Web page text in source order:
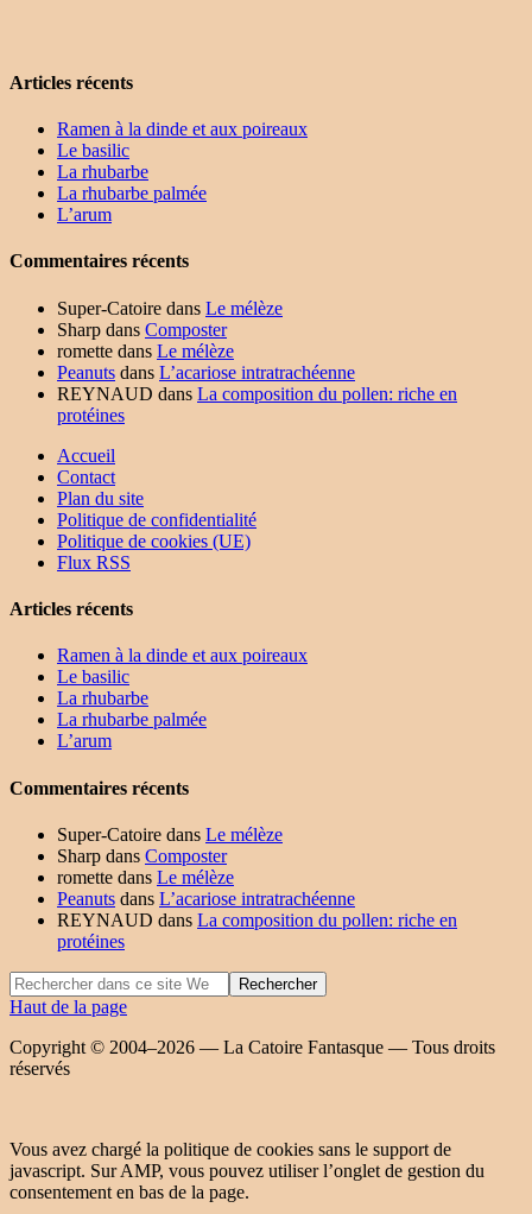
Articles récents
Ramen à la dinde et aux poireaux
Le basilic
La rhubarbe
La rhubarbe palmée
L’arum
Commentaires récents
Super-Catoire dans Le mélèze
Sharp dans Composter
romette dans Le mélèze
Peanuts dans L’acariose intratrachéenne
REYNAUD dans La composition du pollen: riche en
protéines
Accueil
Contact
Plan du site
Politique de confidentialité
Politique de cookies (UE)
Flux RSS
Articles récents
Ramen à la dinde et aux poireaux
Le basilic
La rhubarbe
La rhubarbe palmée
L’arum
Commentaires récents
Super-Catoire dans Le mélèze
Sharp dans Composter
romette dans Le mélèze
Peanuts dans L’acariose intratrachéenne
REYNAUD dans La composition du pollen: riche en
protéines
Haut de la page
Copyright © 2004–2026 — La Catoire Fantasque — Tous droits
réservés
Vous avez chargé la politique de cookies sans le support de
javascript. Sur AMP, vous pouvez utiliser l’onglet de gestion du
consentement en bas de la page.